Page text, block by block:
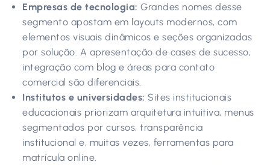
Empresas de tecnologia: Grandes nomes desse
segmento apostam em layouts modernos, com
elementos visuais dinâmicos e seções organizadas
por solução. A apresentação de cases de sucesso,
integração com blog e áreas para contato
comercial são diferenciais.
Institutos e universidades: Sites institucionais
educacionais priorizam arquitetura intuitiva, menus
segmentados por cursos, transparência
institucional e, muitas vezes, ferramentas para
matrícula online.